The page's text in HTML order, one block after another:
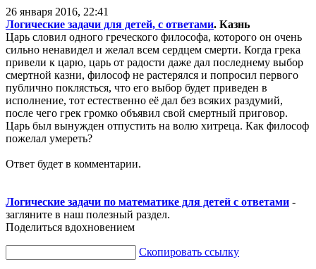
26 января 2016, 22:41
Логические задачи для детей, с ответами. Казнь
Царь словил одного греческого философа, которого он очень
сильно ненавидел и желал всем сердцем смерти. Когда грека
привели к царю, царь от радости даже дал последнему выбор
смертной казни, философ не растерялся и попросил первого
публично поклясться, что его выбор будет приведен в
исполнение, тот естественно её дал без всяких раздумий,
после чего грек громко объявил свой смертный приговор.
Царь был вынужден отпустить на волю хитреца. Как философ
пожелал умереть?
Ответ будет в комментарии.
Логические задачи по математике для детей с ответами -
загляните в наш полезный раздел.
Поделиться вдохновением
Скопировать ссылку